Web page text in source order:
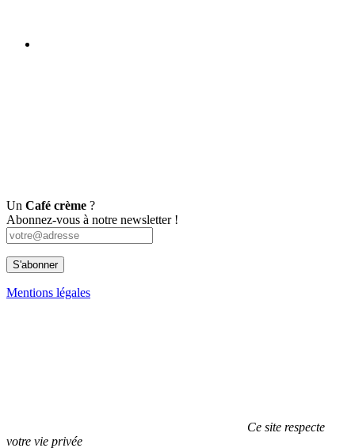
Un Café crème ?
Abonnez-vous à notre newsletter !
Mentions légales
Ce site respecte
votre vie privée